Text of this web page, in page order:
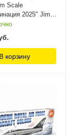
Scale
2025" Jim
В корзину